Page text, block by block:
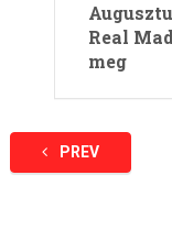
Real
meg
Bejegyzések
lapozása
PREV